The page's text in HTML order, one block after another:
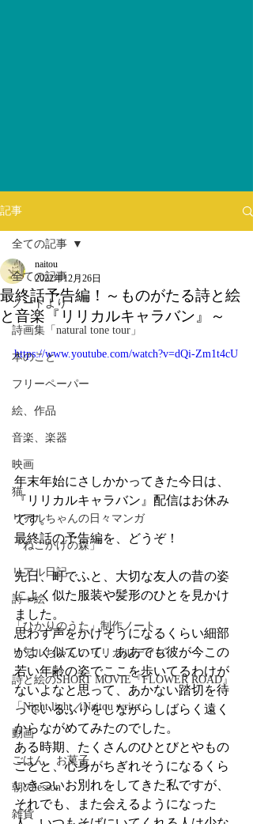
記事
全ての記事
ノートより
詩画集「natural tone tour」
本のこと
フリーペーパー
絵、作品
音楽、楽器
映画
猫
リアルちゃんの日々マンガ
「ねこかげの森」
リアル日記
詩＋絵
「ひかりのうた」制作ノート
リアルちゃんのリリカルデイズ
詩と絵のSHORT MOVIE『FLOWER ROAD』
「Night light／Naitou write」
動画
ごはん、お菓子
朝のlesson
雑貨
全ての記事
最終話予告編！～ものがたる詩と絵
と音楽『リリカルキャラバン』～
naitou
2022年12月26日
https://www.youtube.com/watch?v=dQi-Zm1t4cU
年末年始にさしかかってきた今日は、
『リリカルキャラバン』配信はお休み
です。
最終話の予告編を、どうぞ！
先日、町でふと、大切な友人の昔の姿
によく似た服装や髪形のひとを見かけ
ました。
思わず声をかけそうになるくらい細部
がよく似ていて、ああでも彼が今この
若い年齢の姿でここを歩いてるわけが
ないよなと思って、あかない踏切を待
っているふりをしながらしばらく遠く
からながめてみたのでした。
ある時期、たくさんのひとびとやもの
ごとと、心身がちぎれそうになるくら
いきついお別れをしてきた私ですが、
それでも、また会えるようになった